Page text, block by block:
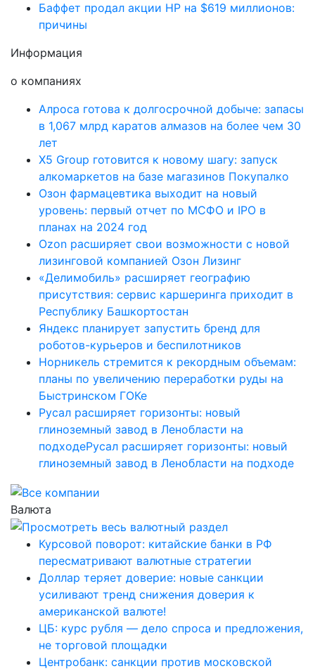
Баффет продал акции HP на $619 миллионов:
причины
Информация
о компаниях
Алроса готова к долгосрочной добыче: запасы
в 1,067 млрд каратов алмазов на более чем 30
лет
X5 Group готовится к новому шагу: запуск
алкомаркетов на базе магазинов Покупалко
Озон фармацевтика выходит на новый
уровень: первый отчет по МСФО и IPO в
планах на 2024 год
Ozon расширяет свои возможности с новой
лизинговой компанией Озон Лизинг
«Делимобиль» расширяет географию
присутствия: сервис каршеринга приходит в
Республику Башкортостан
Яндекс планирует запустить бренд для
роботов-курьеров и беспилотников
Норникель стремится к рекордным объемам:
планы по увеличению переработки руды на
Быстринском ГОКе
Русал расширяет горизонты: новый
глиноземный завод в Ленобласти на
подходеРусал расширяет горизонты: новый
глиноземный завод в Ленобласти на подходе
Валюта
Курсовой поворот: китайские банки в РФ
пересматривают валютные стратегии
Доллар теряет доверие: новые санкции
усиливают тренд снижения доверия к
американской валюте!
ЦБ: курс рубля — дело спроса и предложения,
не торговой площадки
Центробанк: санкции против московской